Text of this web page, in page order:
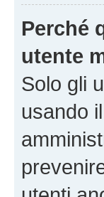
Perché
utente
Solo gli
usando